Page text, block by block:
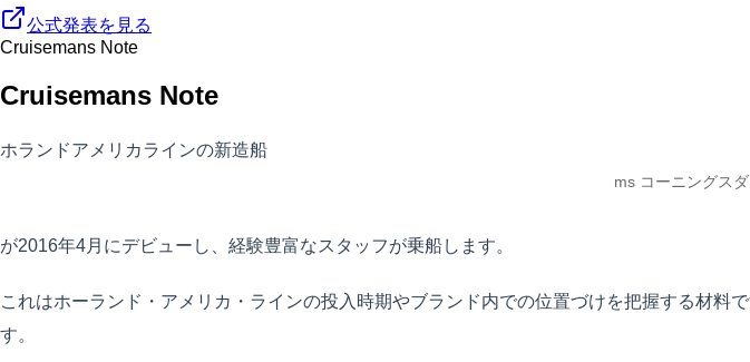
公式発表を見る
Cruisemans Note
Cruisemans Note
ホランドアメリカラインの新造船
ms コーニングス
が2016年4月にデビューし、経験豊富なスタッフが乗船します。
これはホーランド・アメリカ・ラインの投入時期やブランド内での位置づけを把握する材
す。